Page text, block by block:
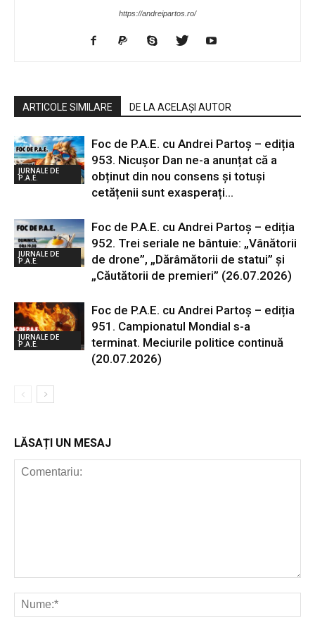
https://andreipartos.ro/
ARTICOLE SIMILARE DE LA ACELAȘI AUTOR
JURNALE DE
P.A.E.
Foc de P.A.E. cu Andrei Partoș – ediția
953. Nicușor Dan ne-a anunțat că a
obținut din nou consens și totuși
cetățenii sunt exasperați...
JURNALE DE
P.A.E.
Foc de P.A.E. cu Andrei Partoș – ediția
952. Trei seriale ne bântuie: „Vânătorii
de drone”, „Dărâmătorii de statui” și
„Căutătorii de premieri” (26.07.2026)
JURNALE DE
P.A.E.
Foc de P.A.E. cu Andrei Partoș – ediția
951. Campionatul Mondial s-a
terminat. Meciurile politice continuă
(20.07.2026)
LĂSAȚI UN MESAJ